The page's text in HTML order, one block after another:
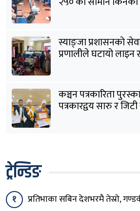
स्याङ्जा प्रशासनको
प्रणालीले घटायो
कञ्चन पत्रकारिता
पत्रकारद्वय सारु र
ट्रेन्डिङ
१ प्रतिभाका सबिन देशभरमै तेस्रो,